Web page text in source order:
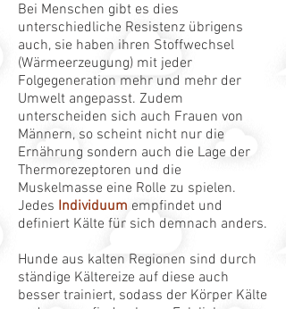
Bei Menschen gibt es dies
unterschiedliche Resistenz übrigens
auch, sie haben ihren Stoffwechsel
(Wärmeerzeugung) mit jeder
Folgegeneration mehr und mehr der
Umwelt angepasst. Zudem
unterscheiden sich auch Frauen von
Männern, so scheint nicht nur die
Ernährung sondern auch die Lage der
Thermorezeptoren und die
Muskelmasse eine Rolle zu spielen.
Jedes Individuum empfindet und
definiert Kälte für sich demnach anders.
Hunde aus kalten Regionen sind durch
ständige Kältereize auf diese auch
besser trainiert, sodass der Körper Kälte